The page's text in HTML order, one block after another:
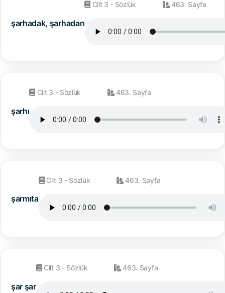
şarhadak, şarhadan
Cilt 3 - Sözlük 463. Sayfa
şarhı
Cilt 3 - Sözlük 463. Sayfa
şarmıta
Cilt 3 - Sözlük 463. Sayfa
şar şar
Cilt 3 - Sözlük 463. Sayfa